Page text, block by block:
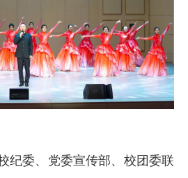
纪委、党委宣传部、校团委联